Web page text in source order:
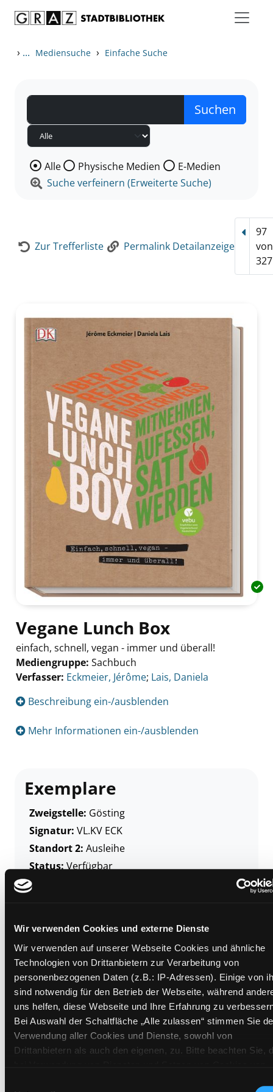
Wir verwenden Cookies und externe Dienste
Wir verwenden auf unserer Webseite Cookies und ähnliche
Technologien von Drittanbietern zur Verarbeitung von
personenbezogenen Daten (z.B.: IP-Adressen). Einige von
sind notwendig für den Betrieb der Webseite, während
uns helfen, diese Webseite und Ihre Erfahrung zu
Bei Auswahl der Schaltfläche „Alle zulassen“ stimmen Sie
Verwendung aller Cookies und Dienste, sowohl von
Drittanbietern als auch den eigenen, zu. Bitte beachten Sie,
› ... Mediensuche › Einfache Suche
Wählen Sie die Medienart nach der Sie suchen wollen.
Alle Physische Medien
E-Medien
Suche verfeinern (Erweiterte Suche)
Zur Trefferliste Permalink Detailanzeige
97
von
327
Vegane Lunch Box
einfach, schnell, vegan - immer und überall!
Mediengruppe: Sachbuch
Verfasser: Suche nach diesem Verfasser
Eckmeier, Jérôme; Lais, Daniela
Beschreibung ein-/ausblenden
Mehr Informationen ein-/ausblenden
Exemplare
Zweigstelle: Gösting
Signatur: VL.KV ECK
Standort 2: Ausleihe
Status:Verfügbar
Vorbestellungen:
Standort 3:
Zweigstelle: Nord - Geidorf
Signatur: VL.KV ECK
Standort 2: Ausleihe